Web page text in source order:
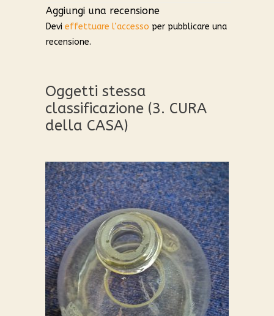
Aggiungi una recensione
Devi effettuare l’accesso per pubblicare una
recensione.
Oggetti stessa
classificazione (3. CURA
della CASA)